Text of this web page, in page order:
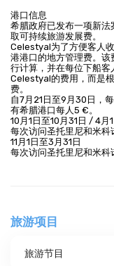
港口信息
希腊政府已发布一项新
取可持续旅游发展费。
Celestyal为了方便客人
港港口的地方管理费。
行计算，并在每位下船
Celestyal的费用，而是
费。
自7月21日至9月30日，
有希腊港口每人5 €。
10月1日至10月31日 / 4月
每次访问圣托里尼和米科
11月1日至3月31日
每次访问圣托里尼和米科
旅游项目
旅游节目